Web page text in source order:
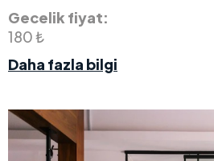
Gecelik fiyat:
180 ₺
Daha fazla bilgi